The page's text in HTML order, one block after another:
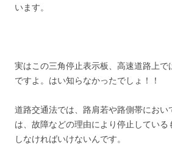
います。
実はこの三角停止表示板、高速道路上で
ですよ。はい知らなかったでしょ！！
道路交通法では、路肩若や路側帯におい
は、故障などの理由により停止してい
しなければいけないんです。